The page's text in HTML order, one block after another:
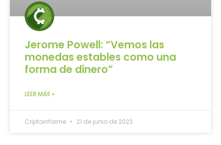
Jerome Powell: “Vemos las
monedas estables como una
forma de dinero”
LEER MÁS »
Criptoinforme 21 de junio de 2023